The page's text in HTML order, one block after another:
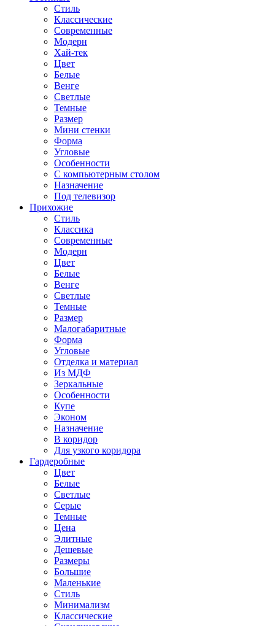
Стиль
Классические
Современные
Модерн
Хай-тек
Цвет
Белые
Венге
Светлые
Темные
Размер
Мини стенки
Форма
Угловые
Особенности
С компьютерным столом
Назначение
Под телевизор
Прихожие
Стиль
Классика
Современные
Модерн
Цвет
Белые
Венге
Светлые
Темные
Размер
Малогабаритные
Форма
Угловые
Отделка и материал
Из МДФ
Зеркальные
Особенности
Купе
Эконом
Назначение
В коридор
Для узкого коридора
Гардеробные
Цвет
Белые
Светлые
Серые
Темные
Цена
Элитные
Дешевые
Размеры
Большие
Маленькие
Стиль
Минимализм
Классические